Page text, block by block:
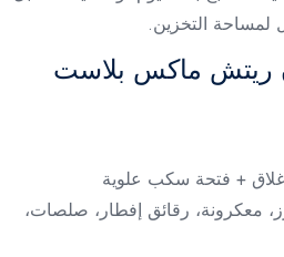
لمساحة التخزين.
ريتش ماكس بلاست
+ فتحة سكب علوية
معكرونة، رقائق إفطار، صلصات،